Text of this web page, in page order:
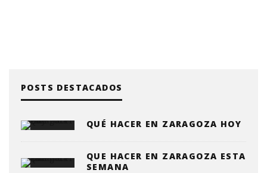
POSTS DESTACADOS
QUÉ HACER EN ZARAGOZA HOY
QUE HACER EN ZARAGOZA ESTA
SEMANA